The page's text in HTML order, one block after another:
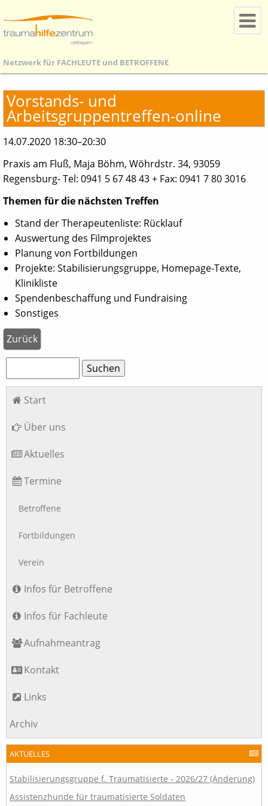
Netzwerk für FACHLEUTE und BETROFFENE
Vorstands- und
Arbeitsgruppentreffen-online
14.07.2020 18:30–20:30
Praxis am Fluß, Maja Böhm, Wöhrdstr. 34, 93059
Regensburg- Tel: 0941 5 67 48 43 + Fax: 0941 7 80 3016
Themen für die nächsten Treffen
Stand der Therapeutenliste: Rücklauf
Auswertung des Filmprojektes
Planung von Fortbildungen
Projekte: Stabilisierungsgruppe, Homepage-Texte,
Klinikliste
Spendenbeschaffung und Fundraising
Sonstiges
Zurück
Suchen
Navigation
Start
Über uns
Aktuelles
Termine
Betroffene
Fortbildungen
Verein
Infos für Betroffene
Infos für Fachleute
Aufnahmeantrag
Kontakt
Links
Archiv
AKTUELLES
Stabilisierungsgruppe f. Traumatisierte - 2026/27 (Änderung)
Assistenzhunde für traumatisierte Soldaten